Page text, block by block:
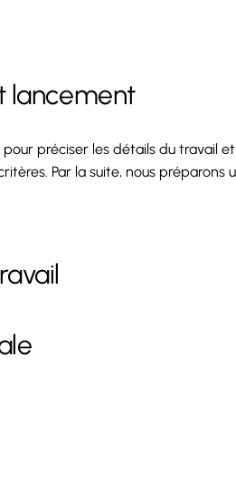
lancement
préciser les détails du travail
Par la suite, nous préparons